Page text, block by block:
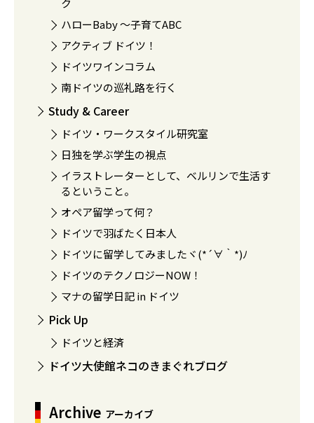
ハローBaby 〜子育てABC
アクティブ ドイツ！
ドイツワインコラム
南ドイツの巡礼路を行く
Study & Career
ドイツ・ワークスタイル研究室
日独を学ぶ学生の視点
イラストレーターとして、ベルリンで生活す
るということ。
オペア留学って何？
ドイツで羽ばたく日本人
ドイツに留学してみましたヾ(*´∀｀*)ﾉ
ドイツのテクノロジーNOW！
マナの留学日記 in ドイツ
Pick Up
ドイツと経済
ドイツ大使館ネコのきまぐれブログ
Archive アーカイブ